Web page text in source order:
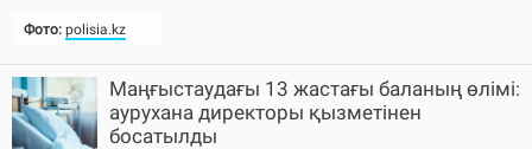
Фото: polisia.kz
Маңғыстаудағы 13 жастағы баланың өлімі:
аурухана директоры қызметінен
босатылды